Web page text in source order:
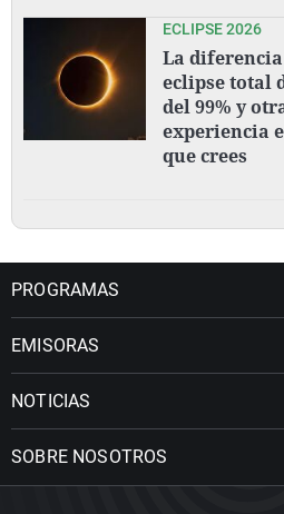
ECLIPSE 2026
La
eclipse total
del 99% y
experiencia
que crees
PROGRAMAS
EMISORAS
NOTICIAS
SOBRE NOSOTROS